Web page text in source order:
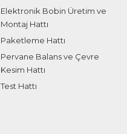
Elektronik Bobin Üretim ve
Montaj Hattı
Paketleme Hattı
Pervane Balans ve Çevre
Kesim Hattı
Test Hattı